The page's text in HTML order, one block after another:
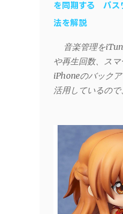
を同期する パス
法を解説
音楽管理を
や再生回数、スマ
iPhoneのバック
活用しているの
Androidデバイス
楽やプレイリス
る。 そんなとき
パーティー製の
イス それぞれに
や USB接続 を通